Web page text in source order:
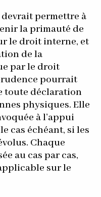
permettre à
la primauté de
le droit interne, et
de la
par le droit
pourrait
toute déclaration
physiques. Elle
à l’appui
cas échéant, si les
Chaque
au cas par cas,
sur le